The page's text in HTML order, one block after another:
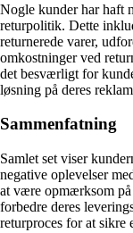
Nogle kunder har haft
returpolitik. Dette
returnerede varer,
omkostninger ved
det besværligt for
løsning på deres
Sammenfatning
Samlet set viser
negative oplevelser
at være opmærksom på
forbedre deres
returproces for at sikre